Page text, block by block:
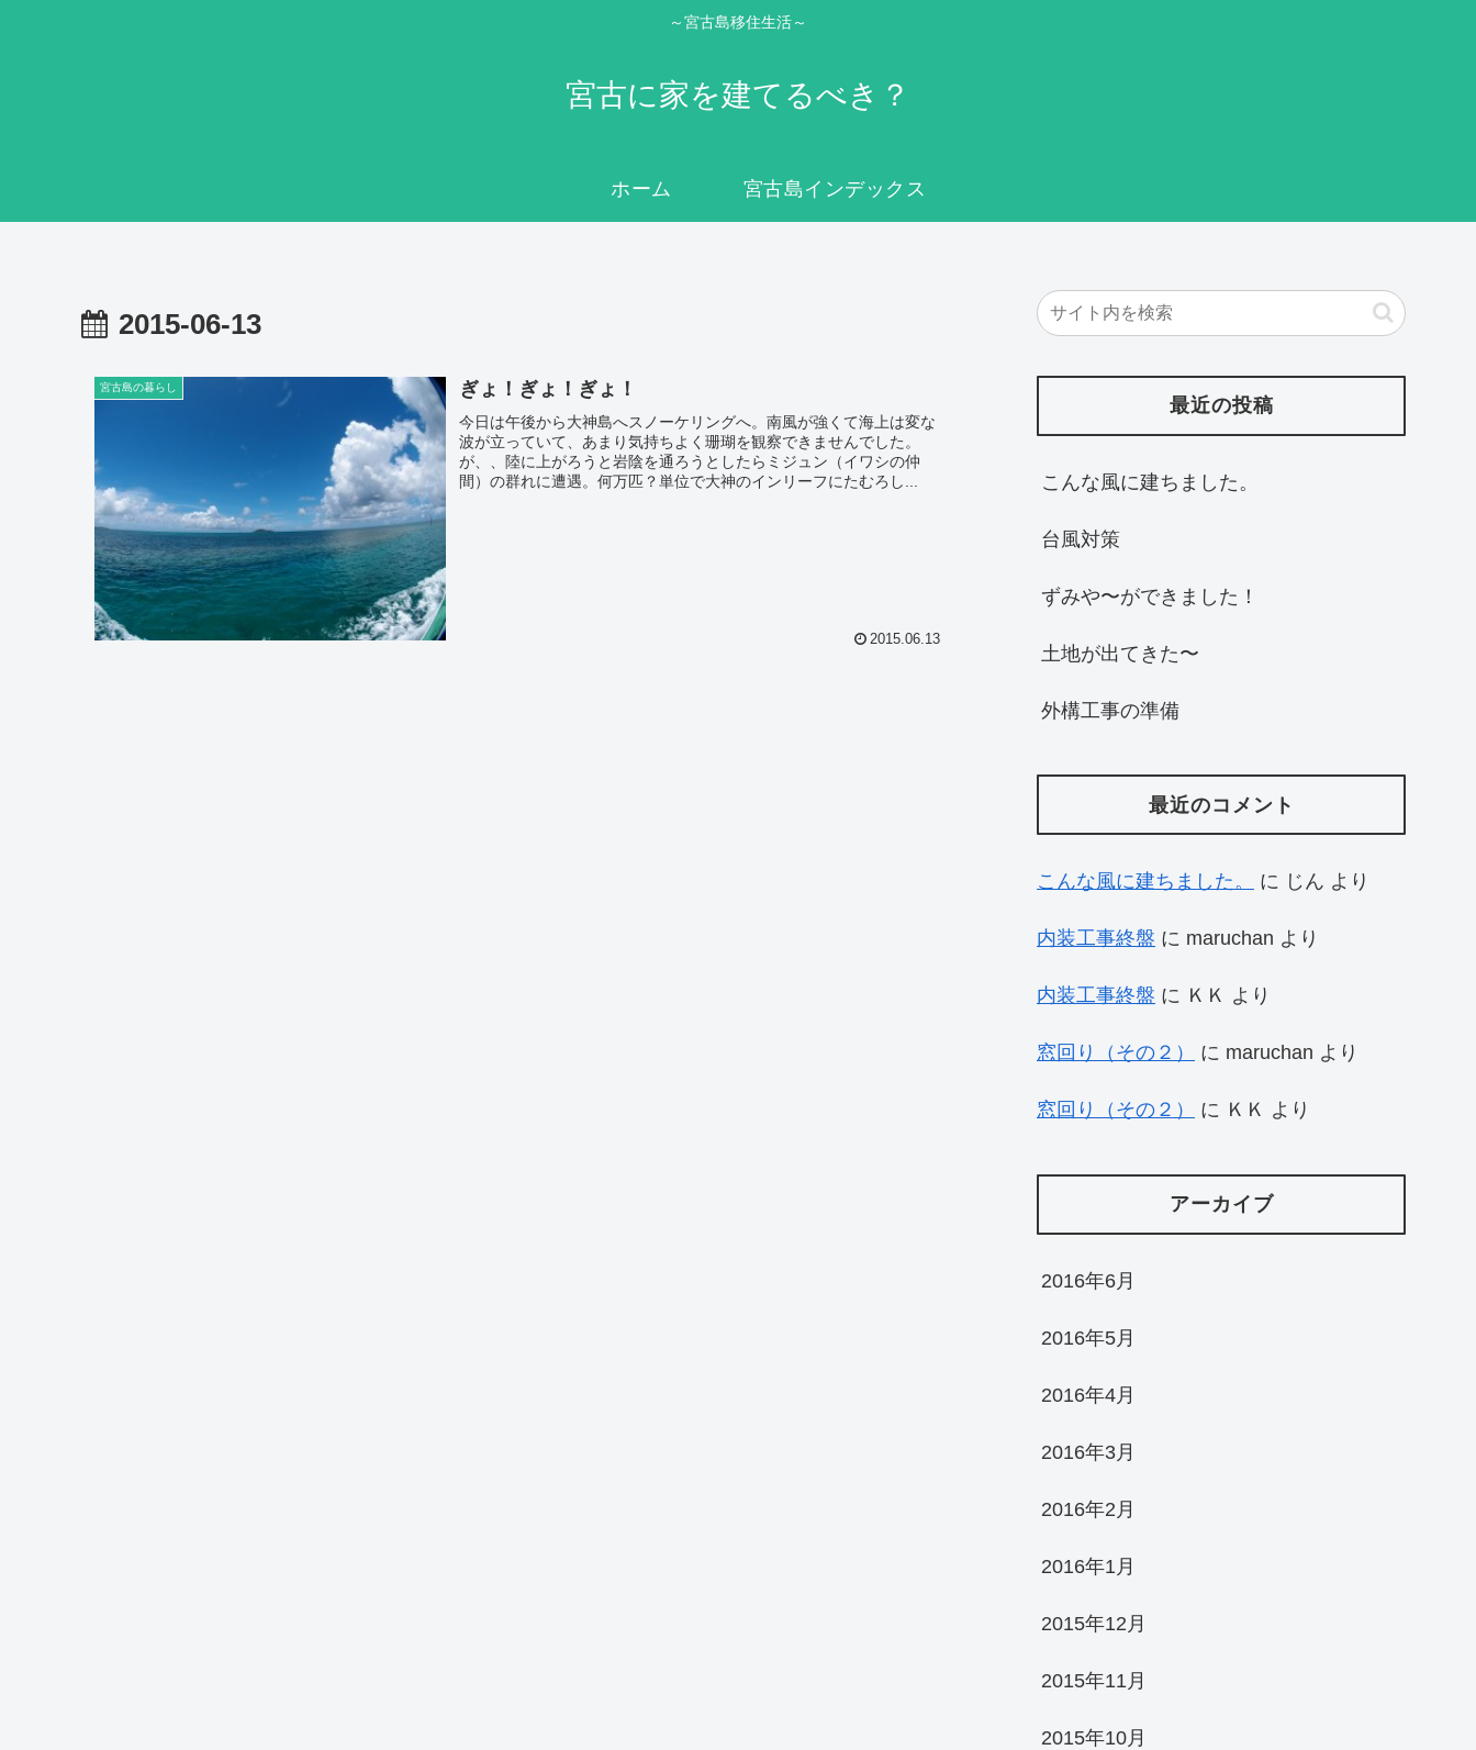
～宮古島移住生活～
宮古に家を建てるべき？
ホーム 宮古島インデックス
2015-06-13
宮古島の暮らし ぎょ！ぎょ！ぎょ！
今日は午後から大神島へスノーケリングへ。南風が強くて海上は変な
波が立っていて、あまり気持ちよく珊瑚を観察できませんでした。
が、、陸に上がろうと岩陰を通ろうとしたらミジュン（イワシの仲
間）の群れに遭遇。何万匹？単位で大神のインリーフにたむろし...
2015.06.13
最近の投稿
こんな風に建ちました。
台風対策
ずみや〜ができました！
土地が出てきた〜
外構工事の準備
最近のコメント
こんな風に建ちました。 に じん より
内装工事終盤 に maruchan より
内装工事終盤 に ＫＫ より
窓回り（その２） に maruchan より
窓回り（その２） に ＫＫ より
アーカイブ
2016年6月
2016年5月
2016年4月
2016年3月
2016年2月
2016年1月
2015年12月
2015年11月
2015年10月